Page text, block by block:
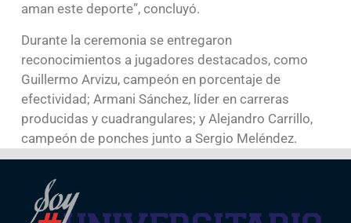
aman este deporte”, concluyó.
Durante la ceremonia se entregaron
reconocimientos a jugadores destacados, como
Guillermo Arvizu, campeón en porcentaje de
efectividad; Armani Sánchez, líder en carreras
producidas y cuadrangulares; y Alejandro Carrillo,
campeón de ponches junto a Sergio Meléndez.